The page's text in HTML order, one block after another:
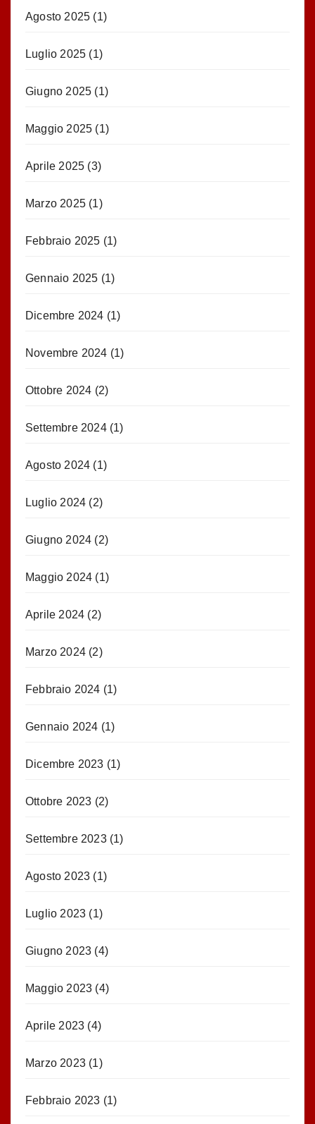
Agosto 2025 (1)
Luglio 2025 (1)
Giugno 2025 (1)
Maggio 2025 (1)
Aprile 2025 (3)
Marzo 2025 (1)
Febbraio 2025 (1)
Gennaio 2025 (1)
Dicembre 2024 (1)
Novembre 2024 (1)
Ottobre 2024 (2)
Settembre 2024(1)
Agosto 2024 (1)
Luglio 2024 (2)
Giugno 2024 (2)
Maggio 2024 (1)
Aprile 2024 (2)
Marzo 2024 (2)
Febbraio 2024 (1)
Gennaio 2024 (1)
Dicembre 2023 (1)
Ottobre 2023 (2)
Settembre 2023(1)
Agosto 2023 (1)
Luglio 2023 (1)
Giugno 2023 (4)
Maggio 2023 (4)
Aprile 2023 (4)
Marzo 2023 (1)
Febbraio 2023 (1)